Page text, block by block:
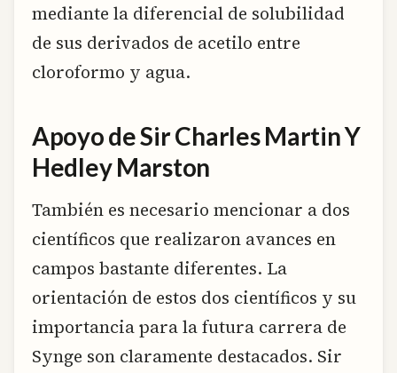
mediante la diferencial de solubilidad
de sus derivados de acetilo entre
cloroformo y agua.
Apoyo de Sir Charles Martin Y
Hedley Marston
También es necesario mencionar a dos
científicos que realizaron avances en
campos bastante diferentes. La
orientación de estos dos científicos y su
importancia para la futura carrera de
Synge son claramente destacados. Sir